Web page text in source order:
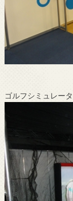
ゴルフシミュレータ